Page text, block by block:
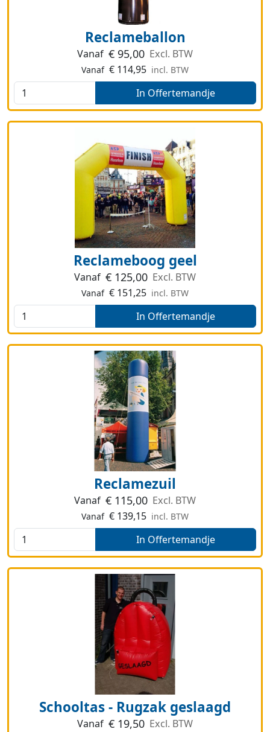
Reclameballon
Vanaf € 95,00 Excl. BTW
Vanaf € 114,95 incl. BTW
In Offertemandje
Reclameboog geel
Vanaf € 125,00 Excl. BTW
Vanaf € 151,25 incl. BTW
In Offertemandje
Reclamezuil
Vanaf € 115,00 Excl. BTW
Vanaf € 139,15 incl. BTW
In Offertemandje
Schooltas - Rugzak geslaagd
Vanaf € 19,50 Excl. BTW